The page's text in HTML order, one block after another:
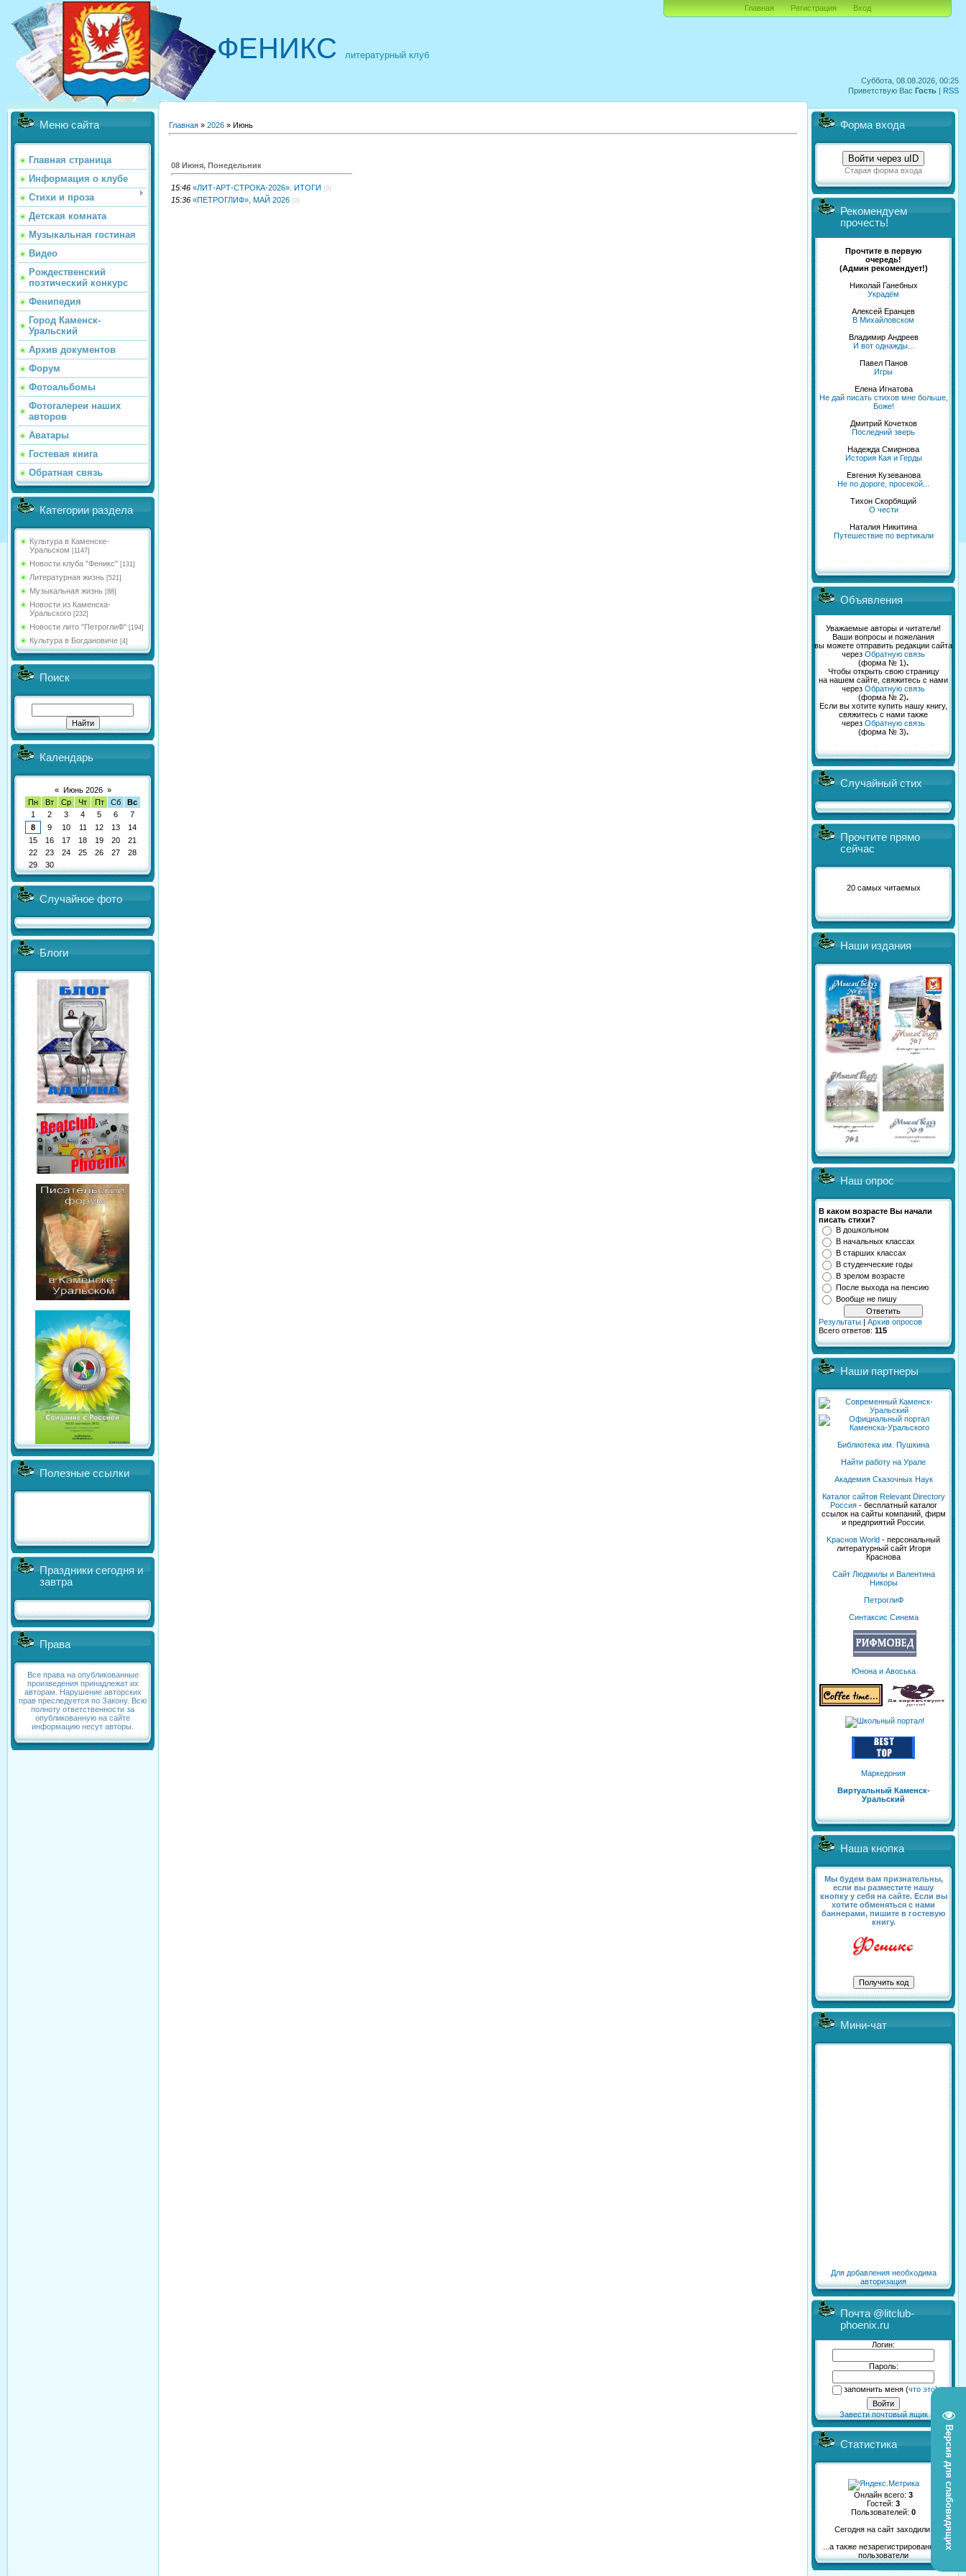
Версия для слабовидящих
Суббота, 08.08.2026, 00:25
Приветствую Вас Гость | RSS
ФЕНИКС литературный клуб
Главная Регистрация Вход
Меню сайта
Главная страница
Информация о клубе
Стихи и проза
Детская комната
Музыкальная гостиная
Видео
Рождественский
поэтический конкурс
Фенипедия
Город Каменск-
Уральский
Архив документов
Форум
Фотоальбомы
Фотогалереи наших
авторов
Аватары
Гостевая книга
Обратная связь
Категории раздела
Культура в Каменске-
Уральском [1147]
Новости клуба "Феникс" [131]
Литературная жизнь [521]
Музыкальная жизнь [88]
Новости из Каменска-
Уральского [232]
Новости лито "ПетроглиФ" [194]
Культура в Богдановиче [4]
Поиск
Календарь
« Июнь 2026 »
Пн
Вт Ср Чт Пт Сб
Вс
1
2 3 4 5 6
7
8
9 10 11 12 13
14
15
16 17 18 19 20
21
22
23 24 25 26 27
28
29
30
Случайное фото
Блоги
Полезные ссылки
Праздники сегодня и
завтра
Права
Все права на опубликованные
произведения принадлежат их
авторам. Нарушение авторских
прав преследуется по Закону. Всю
полноту ответственности за
опубликованную на сайте
информацию несут авторы.
Главная » 2026 » Июнь
08 Июня, Понедельник
15:46 «ЛИТ-АРТ-СТРОКА-2026». ИТОГИ (0)
15:36 «ПEТРОГЛИФ», МАЙ 2026 (0)
Форма входа
Войти через uID
Старая форма входа
Рекомендуем
прочесть!
Прочтите в первую
очередь!
(Админ рекомендует!)
Николай Ганебных
Украдём
Алексей Еранцев
В Михайловском
Владимир Андреев
И вот однажды...
Павел Панов
Игры
Елена Игнатова
Не дай писать стихов мне больше,
Боже!
Дмитрий Кочетков
Последний зверь
Надежда Смирнова
История Кая и Герды
Евгения Кузеванова
Не по дороге, просекой...
Тихон Скорбящий
О чести
Наталия Никитина
Путешествие по вертикали
Объявления
Уважаемые авторы и читатели!
Ваши вопросы и пожелания
вы можете отправить редакции сайта
через Обратную связь
(форма № 1).
Чтобы открыть свою страницу
на нашем сайте, свяжитесь с нами
через Обратную связь
(форма № 2).
Если вы хотите купить нашу книгу,
свяжитесь с нами также
через Обратную связь
(форма № 3).
Случайный стих
Прочтите прямо
сейчас
20 самых читаемых
Наши издания
Наш опрос
В каком возрасте Вы начали
писать стихи?
В дошкольном
В начальных классах
В старших классах
В студенческие годы
В зрелом возрасте
После выхода на пенсию
Вообще не пишу
Результаты | Архив опросов
Всего ответов: 115
Наши партнеры
Библиотека им. Пушкина
Найти работу на Урале
Академия Сказочных Наук
Каталог сайтов Relevant Directory
Россия- бесплатный каталог
ссылок на сайты компаний, фирм
и предприятий России.
Kраснов World - персональный
литературный сайт Игоря
Краснова
Сайт Людмилы и Валентина
Никоры
ПетроглиФ
Синтаксис Синема
Юнона и Авоська
Маркедония
Виртуальный Каменск-
Уральский
Наша кнопка
Мы будем вам признательны,
если вы разместите нашу
кнопку у себя на сайте. Если вы
хотите обменяться с нами
баннерами, пишите в гостевую
книгу.
Мини-чат
Для добавления необходима
авторизация
Почта @litclub-
phoenix.ru
Логин:
Пароль:
запомнить меня(что это)
Завести почтовый ящик
Статистика
Онлайн всего: 3
Гостей: 3
Пользователей: 0
Сегодня на сайт заходили:
...а также незарегистрированные
пользователи